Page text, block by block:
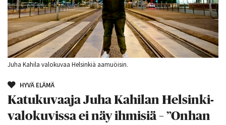
Juha Kahila valokuvaa Helsinkiä aamuöisin.
HYVÄ ELÄMÄ
Katukuvaaja Juha Kahilan Helsinki-
valokuvissa ei näy ihmisiä – ”Onhan